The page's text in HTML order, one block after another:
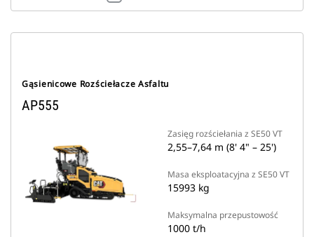
Gąsienicowe Rozściełacze Asfaltu
AP555
Zasięg rozściełania z SE50 VT
2,55–7,64 m (8' 4" – 25')
Masa eksploatacyjna z SE50 VT
15993 kg
Maksymalna przepustowość
1000 t/h